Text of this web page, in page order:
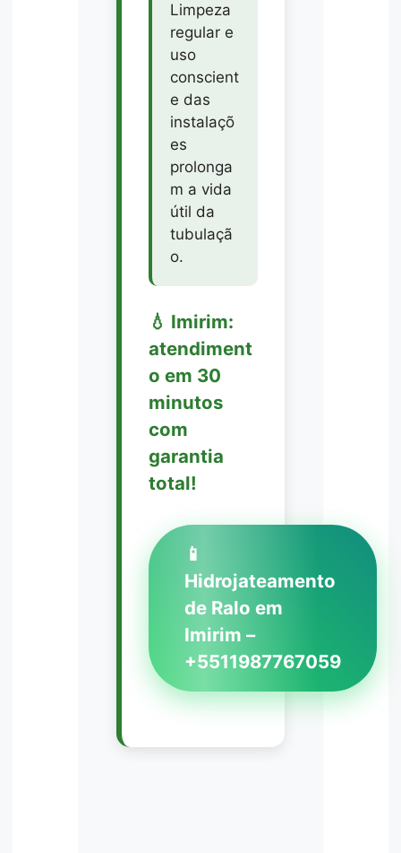
Limpeza
regular e
uso
conscient
e das
instalaçõ
es
prolonga
m a vida
útil da
tubulaçã
o.
💧 Imirim:
atendiment
o em 30
minutos
com
garantia
total!
📱
Hidrojateamento
de Ralo em
Imirim –
+5511987767059